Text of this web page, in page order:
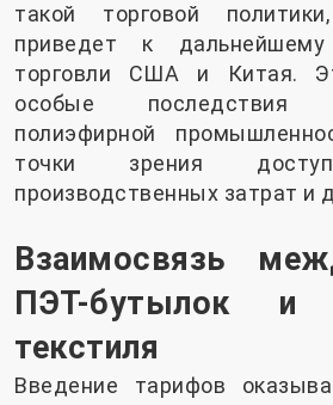
такой торговой
приведет к дальнейшему
торговли США и Китая.
особые
полиэфирной
точки зрения
производственных затрат и
Взаимосвязь
ПЭТ-бутылок и
текстиля
Введение тарифов